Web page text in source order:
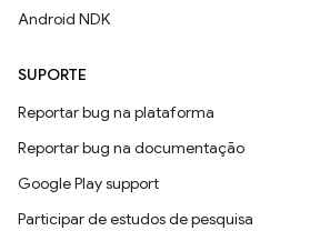
Android NDK
SUPORTE
Reportar bug na plataforma
Reportar bug na documentação
Google Play support
Participar de estudos de pesquisa